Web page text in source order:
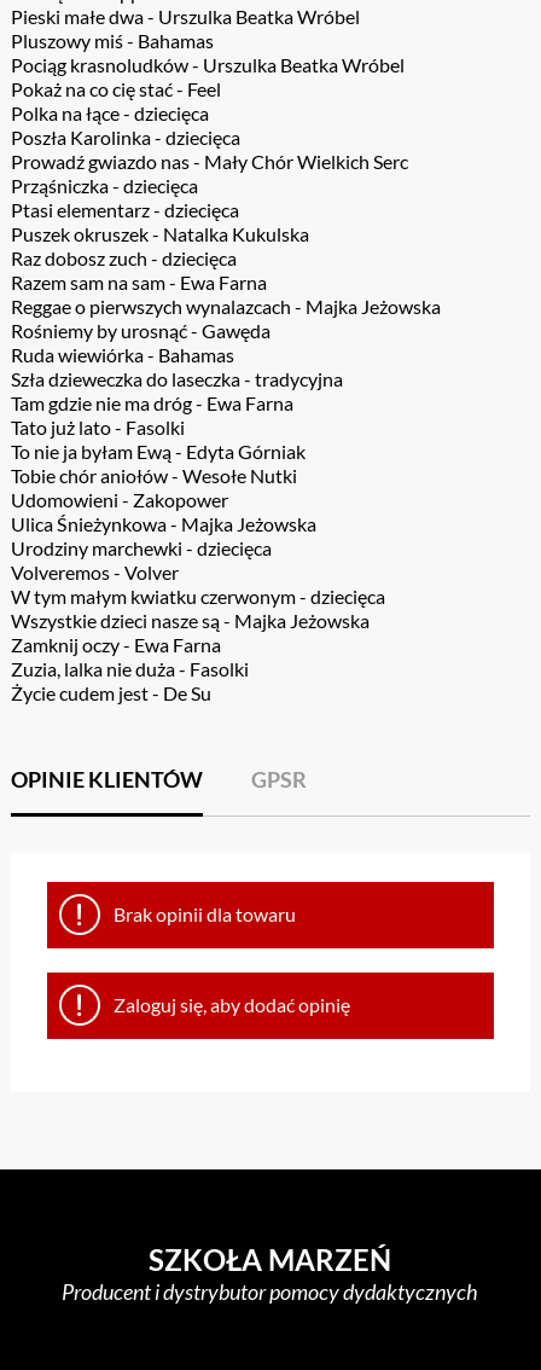
Pieski małe dwa - Urszulka Beatka Wróbel
Pluszowy miś - Bahamas
Pociąg krasnoludków - Urszulka Beatka Wróbel
Pokaż na co cię stać - Feel
Polka na łące - dziecięca
Poszła Karolinka - dziecięca
Prowadź gwiazdo nas - Mały Chór Wielkich Serc
Prząśniczka - dziecięca
Ptasi elementarz - dziecięca
Puszek okruszek - Natalka Kukulska
Raz dobosz zuch - dziecięca
Razem sam na sam - Ewa Farna
Reggae o pierwszych wynalazcach - Majka Jeżowska
Rośniemy by urosnąć - Gawęda
Ruda wiewiórka - Bahamas
Szła dzieweczka do laseczka - tradycyjna
Tam gdzie nie ma dróg - Ewa Farna
Tato już lato - Fasolki
To nie ja byłam Ewą - Edyta Górniak
Tobie chór aniołów - Wesołe Nutki
Udomowieni - Zakopower
Ulica Śnieżynkowa - Majka Jeżowska
Urodziny marchewki - dziecięca
Volveremos - Volver
W tym małym kwiatku czerwonym - dziecięca
Wszystkie dzieci nasze są - Majka Jeżowska
Zamknij oczy - Ewa Farna
Zuzia, lalka nie duża - Fasolki
Życie cudem jest - De Su
OPINIE KLIENTÓW GPSR
Brak opinii dla towaru
Zaloguj się, aby dodać opinię
SZKOŁA MARZEŃ
Producent i dystrybutor pomocy dydaktycznych